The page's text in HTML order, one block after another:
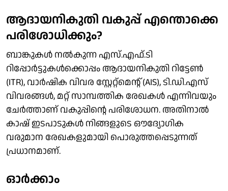
ആദായനികുതി വകുപ്പ് എന്തൊക്കെ
പരിശോധിക്കും?
ബാങ്കുകള്‍ നല്‍കുന്ന എസ്.എഫ്.ടി
റിപ്പോര്‍ട്ടുകള്‍ക്കൊപ്പം ആദായനികുതി റിട്ടേണ്‍
(ITR), വാര്‍ഷിക വിവര സ്റ്റേറ്റ്‌മെന്റ് (AIS), ടി.ഡി.എസ്
വിവരങ്ങള്‍, മറ്റ് സാമ്പത്തിക രേഖകള്‍ എന്നിവയും
ചേര്‍ത്താണ് വകുപ്പിന്റെ പരിശോധന. അതിനാല്‍
കാഷ് ഇടപാടുകള്‍ നിങ്ങളുടെ ഔദ്യോഗിക
വരുമാന രേഖകളുമായി പൊരുത്തപ്പെടുന്നത്
പ്രധാനമാണ്.
ഓര്‍ക്കാം